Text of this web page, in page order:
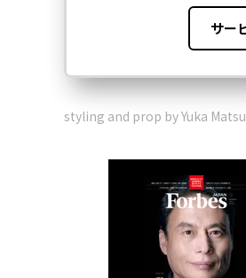
styling and prop by Yuka